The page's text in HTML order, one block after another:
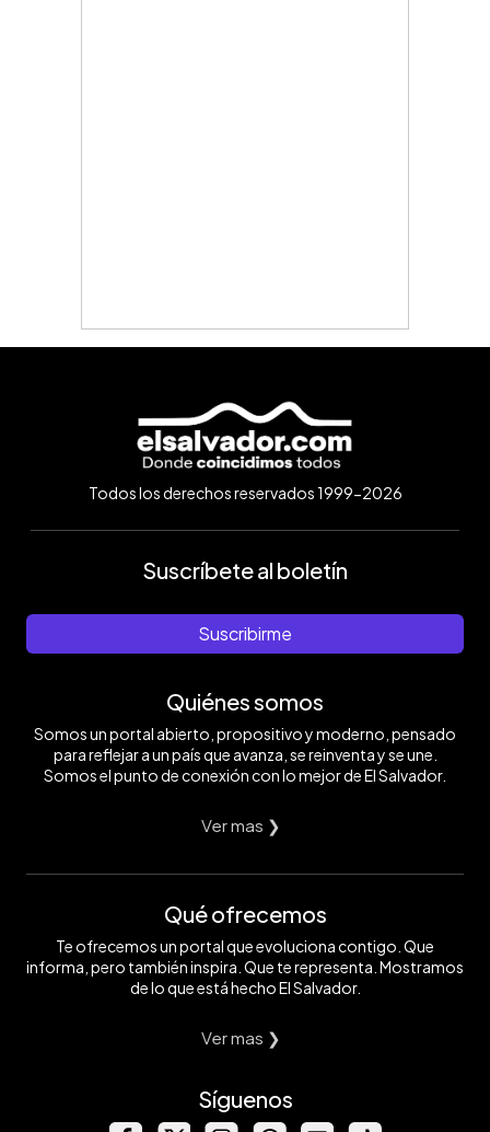
Todos los derechos reservados 1999-2026
Suscríbete al boletín
Suscribirme
Quiénes somos
Somos un portal abierto, propositivo y moderno, pensado
para reflejar a un país que avanza, se reinventa y se une.
Somos el punto de conexión con lo mejor de El Salvador.
Ver mas ❯
Qué ofrecemos
Te ofrecemos un portal que evoluciona contigo. Que
informa, pero también inspira. Que te representa. Mostramos
de lo que está hecho El Salvador.
Ver mas ❯
Síguenos